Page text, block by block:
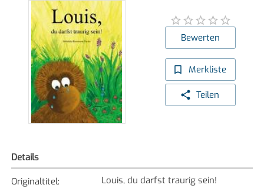
Bewerten
Merkliste
Teilen
Details
Originaltitel:
Louis, du darfst traurig sein!